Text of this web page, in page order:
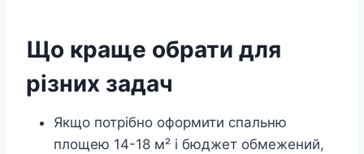
Що краще обрати для
різних задач
Якщо потрібно оформити спальню
площею 14-18 м² і бюджет обмежений,